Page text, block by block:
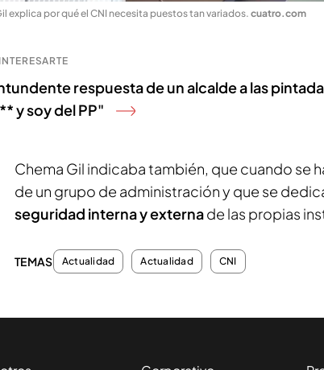
explica por qué el CNI necesita puestos tan variados. cuatro.com
respuesta de un alcalde a las
y soy del PP"
Chema Gil indicaba también, que cuando se
de un grupo de administración y que se
seguridad interna y externade las propias
TEMAS Actualidad Actualidad CNI